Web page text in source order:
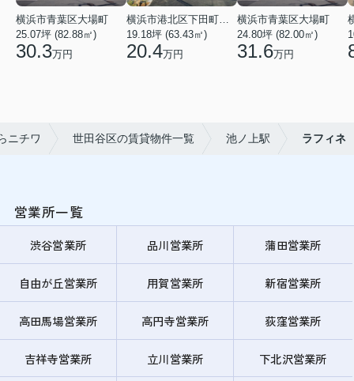
横浜市青葉区大場町
25.07坪 (82.88㎡)
30.3万円
19.18坪 (63.43㎡)
20.4万円
横浜市青葉区大場町
24.80坪 (82.00㎡)
31.6万円
ニチワ 世田谷区の賃貸物件一覧 池ノ上駅 ラフィネ
営業所一覧
渋谷営業所 品川営業所 蒲田営業所
自由が丘営業所 用賀営業所 新宿営業所
高田馬場営業所 高円寺営業所 荻窪営業所
吉祥寺営業所 立川営業所 下北沢営業所